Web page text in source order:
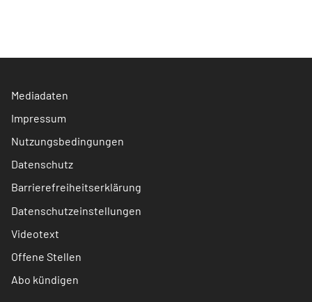
Mediadaten
Impressum
Nutzungsbedingungen
Datenschutz
Barrierefreiheitserklärung
Datenschutzeinstellungen
Videotext
Offene Stellen
Abo kündigen